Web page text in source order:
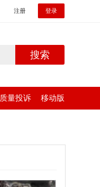
注册 登录
搜索
质量投诉 移动版